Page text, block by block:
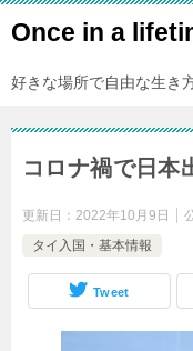
Once in a
好きな場所で自由な生き
コロナ禍で日本
更新日： 2022年10月9日
タイ入国・基本情報
Tweet